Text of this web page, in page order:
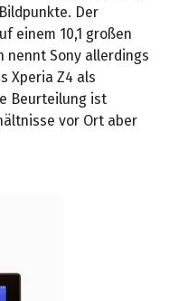
Der
einem 10,1 großen
nennt Sony allerdings
Xperia Z4 als
Beurteilung ist
vor Ort aber